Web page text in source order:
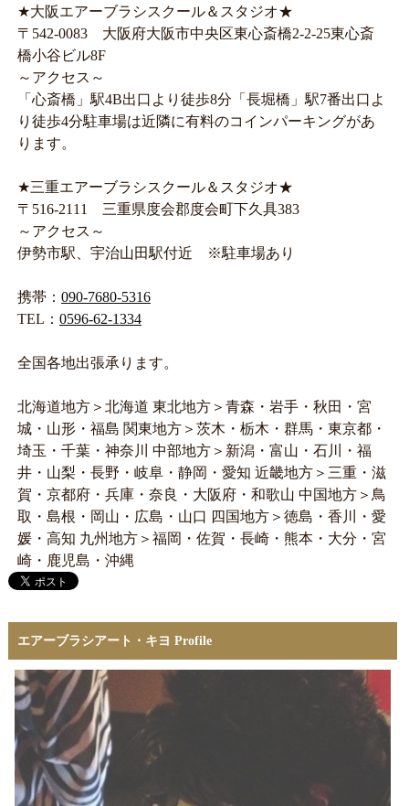
★大阪エアーブラシスクール＆スタジオ★
〒542-0083 大阪府大阪市中央区東心斎橋2-2-25東心斎
橋小谷ビル8F
～アクセス～
「心斎橋」駅4B出口より徒歩8分「長堀橋」駅7番出口よ
り徒歩4分駐車場は近隣に有料のコインパーキングがあ
ります。
★三重エアーブラシスクール＆スタジオ★
〒516-2111 三重県度会郡度会町下久具383
～アクセス～
伊勢市駅、宇治山田駅付近 ※駐車場あり
携帯： 090-7680-5316
TEL： 0596-62-1334
全国各地出張承ります。
北海道地方＞北海道 東北地方＞青森・岩手・秋田・宮
城・山形・福島 関東地方＞茨木・栃木・群馬・東京都・
埼玉・千葉・神奈川 中部地方＞新潟・富山・石川・福
井・山梨・長野・岐阜・静岡・愛知 近畿地方＞三重・滋
賀・京都府・兵庫・奈良・大阪府・和歌山 中国地方＞鳥
取・島根・岡山・広島・山口 四国地方＞徳島・香川・愛
媛・高知 九州地方＞福岡・佐賀・長崎・熊本・大分・宮
崎・鹿児島・沖縄
エアーブラシアート・キヨ Profile